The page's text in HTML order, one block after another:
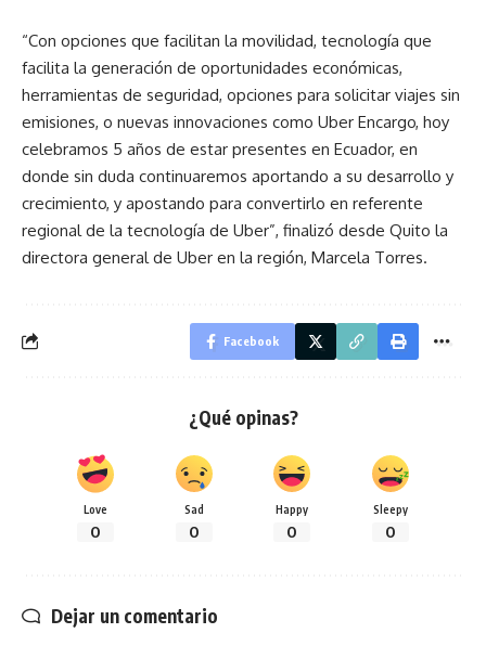
“Con opciones que facilitan la movilidad, tecnología que
facilita la generación de oportunidades económicas,
herramientas de seguridad, opciones para solicitar viajes sin
emisiones, o nuevas innovaciones como Uber Encargo, hoy
celebramos 5 años de estar presentes en Ecuador, en
donde sin duda continuaremos aportando a su desarrollo y
crecimiento, y apostando para convertirlo en referente
regional de la tecnología de Uber”, finalizó desde Quito la
directora general de Uber en la región, Marcela Torres.
Facebook
¿Qué opinas?
Love
0
Sad
0
Happy
0
Sleepy
0
Dejar un comentario